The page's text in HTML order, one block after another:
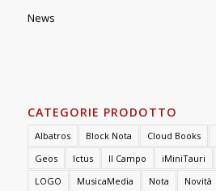
News
CATEGORIE PRODOTTO
Albatros Block Nota Cloud Books
Geos
Ictus Il Campo iMiniTauri
LOGO
MusicaMedia Nota Novità